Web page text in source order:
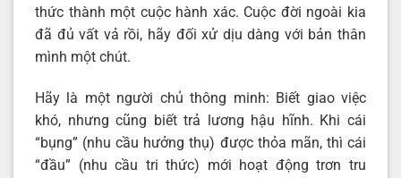
thức thành một cuộc hành xác. Cuộc đời ngoài kia
đã đủ vất vả rồi, hãy đối xử dịu dàng với bản thân
mình một chút.
Hãy là một người chủ thông minh: Biết giao việc
khó, nhưng cũng biết trả lương hậu hĩnh. Khi cái
“bụng” (nhu cầu hưởng thụ) được thỏa mãn, thì cái
“đầu” (nhu cầu tri thức) mới hoạt động trơn tru